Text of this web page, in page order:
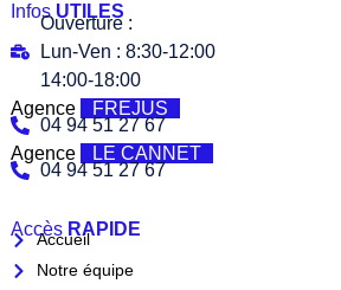
Infos UTILES
Ouverture :
Lun-Ven : 8:30-12:00
14:00-18:00
Agence
FREJUS
04 94 51 27 67
Agence
LE CANNET
04 94 51 27 67
Accès RAPIDE
Accueil
Notre équipe